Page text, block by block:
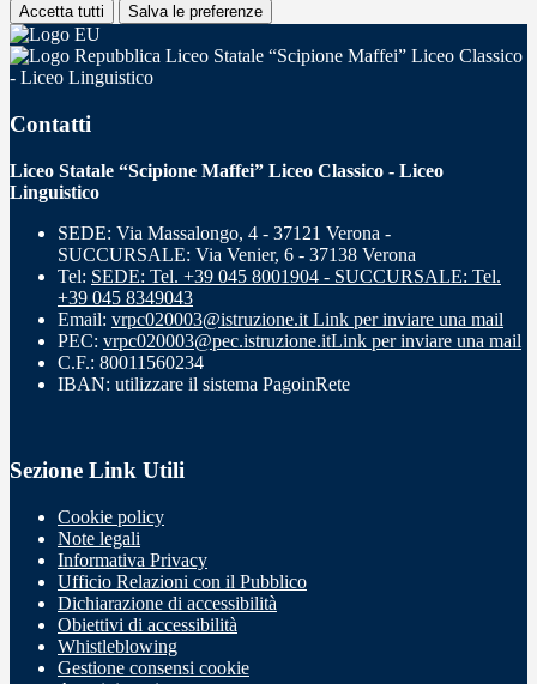
Accetta tutti Salva le preferenze
Liceo Statale “Scipione Maffei” Liceo Classico
- Liceo Linguistico
Contatti
Liceo Statale “Scipione Maffei” Liceo Classico - Liceo
Linguistico
SEDE: Via Massalongo, 4 - 37121 Verona -
SUCCURSALE: Via Venier, 6 - 37138 Verona
Tel: SEDE: Tel. +39 045 8001904 - SUCCURSALE: Tel.
+39 045 8349043
Email: vrpc020003@istruzione.it Link per inviare una mail
PEC: vrpc020003@pec.istruzione.itLink per inviare una mail
C.F.: 80011560234
IBAN: utilizzare il sistema PagoinRete
Sezione Link Utili
Cookie policy
Note legali
Informativa Privacy
Ufficio Relazioni con il Pubblico
Dichiarazione di accessibilità
Obiettivi di accessibilità
Whistleblowing
Gestione consensi cookie